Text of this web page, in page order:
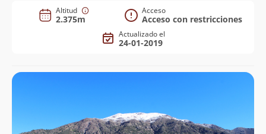
Altitud
2.375m
Acceso
Acceso con restricciones
Actualizado el
24-01-2019